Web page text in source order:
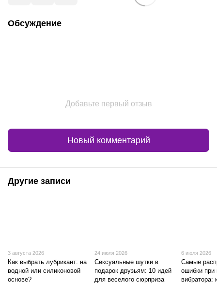
Обсуждение
Добавьте первый отзыв
Новый комментарий
Другие записи
3 августа 2026
Как выбрать лубрикант: на
водной или силиконовой
основе?
24 июля 2026
Сексуальные шутки в
подарок друзьям: 10 идей
для веселого сюрприза
6 июля 2026
Самые
ошибки при
вибратора: